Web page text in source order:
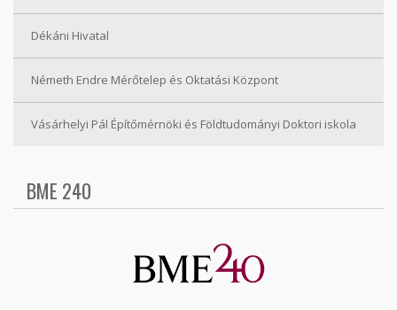
Dékáni Hivatal
Németh Endre Mérőtelep és Oktatási Központ
Vásárhelyi Pál Építőmérnöki és Földtudományi Doktori iskola
BME 240